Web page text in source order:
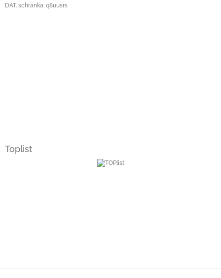
DAT. schránka: q8uusrs
Toplist